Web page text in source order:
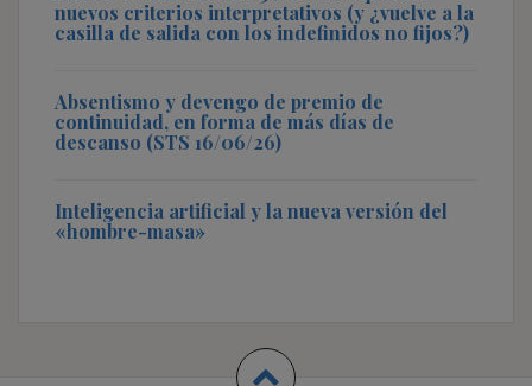
nuevos criterios interpretativos (y ¿vuelve a la
casilla de salida con los indefinidos no fijos?)
Absentismo y devengo de premio de
continuidad, en forma de más días de
descanso (STS 16/06/26)
Inteligencia artificial y la nueva versión del
«hombre-masa»